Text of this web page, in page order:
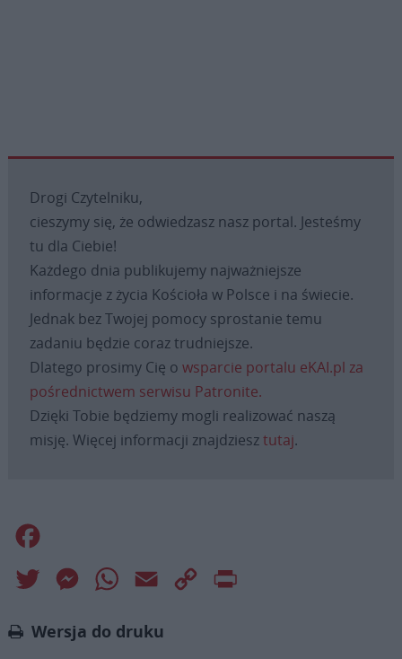
Drogi Czytelniku,
cieszymy się, że odwiedzasz nasz portal. Jesteśmy
tu dla Ciebie!
Każdego dnia publikujemy najważniejsze
informacje z życia Kościoła w Polsce i na świecie.
Jednak bez Twojej pomocy sprostanie temu
zadaniu będzie coraz trudniejsze.
Dlatego prosimy Cię o wsparcie portalu eKAI.pl za
pośrednictwem serwisu Patronite.
Dzięki Tobie będziemy mogli realizować naszą
misję. Więcej informacji znajdziesztutaj.
Twitter MessengerWhatsApp
Email
Copy
Wersja do druku